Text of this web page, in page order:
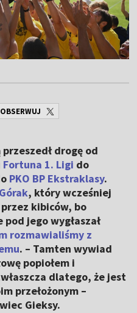
OBSERWUJ
drogę od
Fortuna 1. Ligi do
PKO BP Ekstraklasy.
, który wcześniej
kibiców, bo
jego wygłaszał
rozmawialiśmy z
. – Tamten wywiad
popiołem i
dlatego, że jest
przełożonym –
Gieksy.